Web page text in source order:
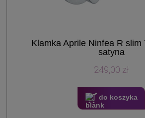
Klamka Aprile Ninfea R slim
satyna
249,00 zł
do koszyka